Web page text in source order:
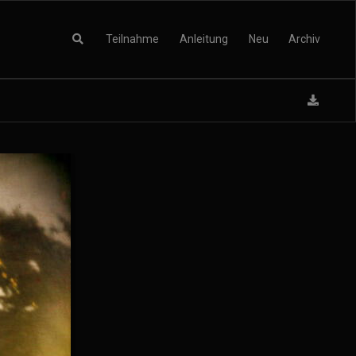
Teilnahme Anleitung Neu Archiv